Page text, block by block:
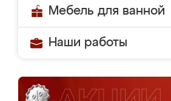
Мебель для ванной
Наши работы